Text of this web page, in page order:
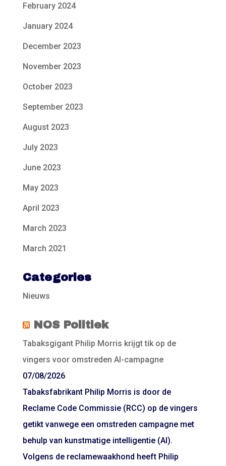
February 2024
January 2024
December 2023
November 2023
October 2023
September 2023
August 2023
July 2023
June 2023
May 2023
April 2023
March 2023
March 2021
Categories
Nieuws
NOS Politiek
Tabaksgigant Philip Morris krijgt tik op de
vingers voor omstreden AI-campagne
07/08/2026
Tabaksfabrikant Philip Morris is door de
Reclame Code Commissie (RCC) op de vingers
getikt vanwege een omstreden campagne met
behulp van kunstmatige intelligentie (AI).
Volgens de reclamewaakhond heeft Philip